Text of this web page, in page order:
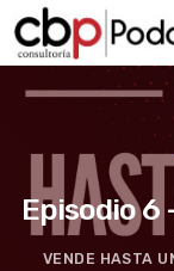
Episodio 6
VENDE HASTA